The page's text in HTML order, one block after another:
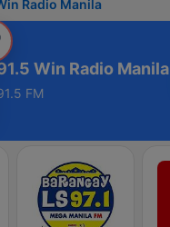
Radio Manila
Win Radio Manila
FM